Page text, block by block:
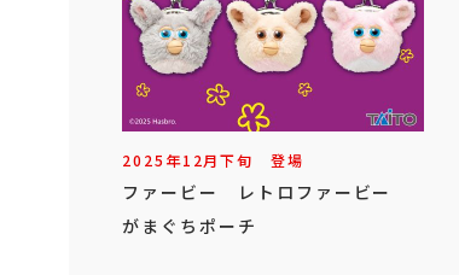
2025年12月下旬 登場
ファービー レトロファービー
がまぐちポーチ